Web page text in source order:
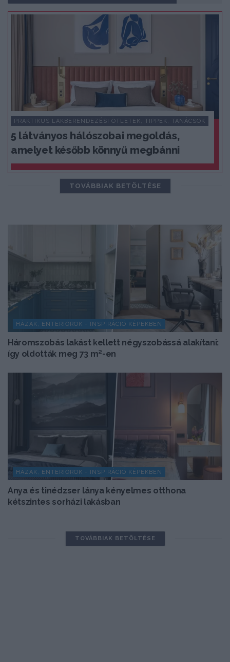
PRAKTIKUS LAKBERENDEZÉSI ÖTLETEK, TIPPEK, TANÁCSOK
5 látványos hálószobai megoldás,
amelyet később könnyű megbánni
TOVÁBBIAK BETÖLTÉSE
HÁZAK, ENTERIŐRÖK - INSPIRÁCIÓ KÉPEKBEN
Háromszobás lakást kellett négyszobássá alakítani:
így oldották meg 73 m²-en
HÁZAK, ENTERIŐRÖK - INSPIRÁCIÓ KÉPEKBEN
Anya és tinédzser lánya kényelmes otthona
kétszintes sorházi lakásban
TOVÁBBIAK BETÖLTÉSE